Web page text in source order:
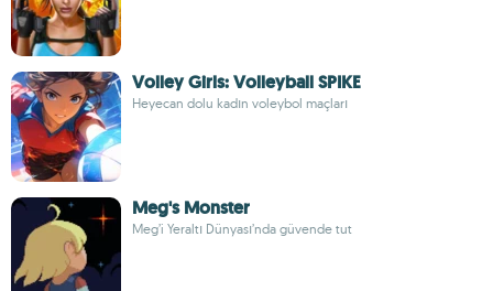
Volley Girls: Volleyball SPIKE
Heyecan dolu kadın voleybol maçları
Meg's Monster
Meg’i Yeraltı Dünyası’nda güvende tut